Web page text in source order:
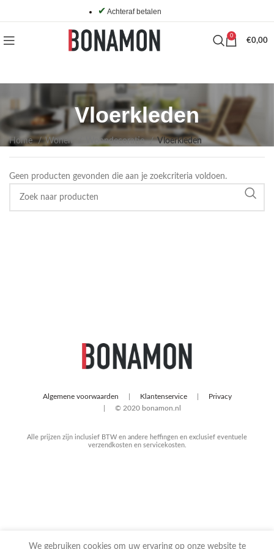
✔ Achteraf betalen
0
€0,00
Vloerkleden
Home Wonen Woondecoratie Vloerkleden
Geen producten gevonden die aan je zoekcriteria voldoen.
Algemene voorwaarden Klantenservice
Privacy
© 2020 bonamon.nl
Alle prijzen zijn inclusief BTW en andere heffingen en exclusief eventuele
verzendkosten en servicekosten.
We gebruiken cookies om uw ervaring op onze website te